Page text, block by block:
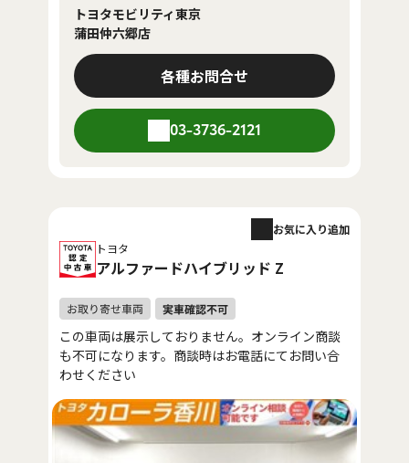
トヨタモビリティ東京
蒲田仲六郷店
各種お問合せ
03-3736-2121
トヨタ
アルファードハイブリッド Z
お気に入り追加
この車両は展示しておりません。オンライン商談
も不可になります。商談時はお電話にてお問い合
わせください